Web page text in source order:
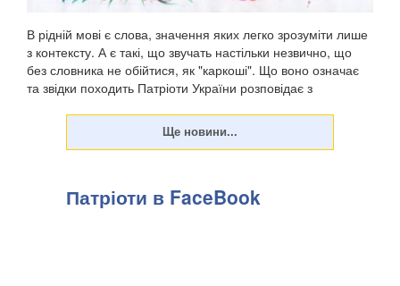
В рідній мові є слова, значення яких легко зрозуміти лише
з контексту. А є такі, що звучать настільки незвично, що
без словника не обійтися, як "каркоші". Що воно означає
та звідки походить Патріоти України розповідає з
Патріоти в FaceBook